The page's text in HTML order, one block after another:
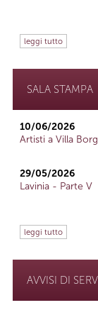
leggi tutto
SALA STAMPA
10/06/2026
Artisti a Villa
29/05/2026
Lavinia - Parte V
leggi tutto
AVVISI DI